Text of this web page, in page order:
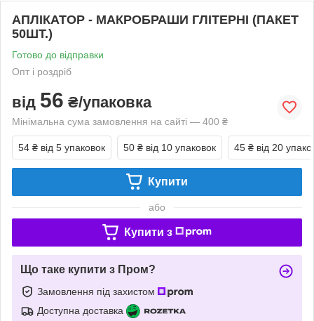
АПЛІКАТОР - МАКРОБРАШИ ГЛІТЕРНІ (ПАКЕТ
50ШТ.)
Готово до відправки
Опт і роздріб
від 56 ₴/упаковка
Мінімальна сума замовлення на сайті — 400 ₴
54 ₴ від 5 упаковок 50 ₴ від 10 упаковок 45 ₴ від 20
Купити
або
Купити з
Що таке купити з Пром?
Замовлення під захистом
Доступна доставка